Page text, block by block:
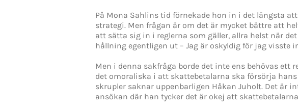
På Mona Sahlins tid förnekade hon in i det längsta
strategi. Men frågan är om det är mycket bättre att
att sätta sig in i reglerna som gäller, allra helst när
hållning egentligen ut – Jag är oskyldig för jag visste
Men i denna sakfråga borde det inte ens behövas
det omoraliska i att skattebetalarna ska försörja
skrupler saknar uppenbarligen Håkan Juholt. Det är
ansökan där han tycker det är okej att